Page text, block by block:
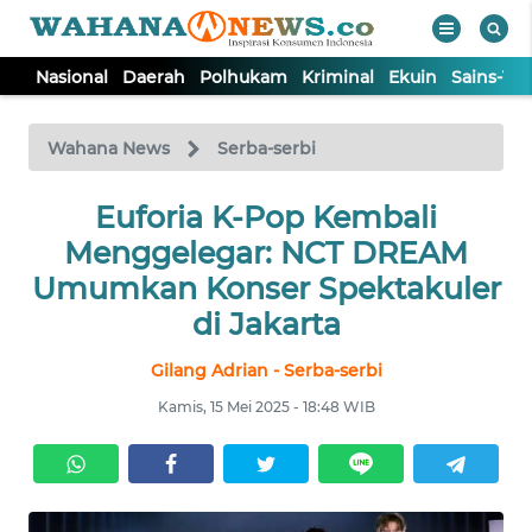
Nasional Daerah Polhukam Kriminal Ekuin Sains-
Wahana News Serba-serbi
Euforia K-Pop Kembali
Menggelegar: NCT DREAM
Umumkan Konser Spektakuler
di Jakarta
Gilang Adrian - Serba-serbi
Kamis, 15 Mei 2025 - 18:48 WIB
TV
Tutup
NASIONAL
DAERAH
EKUIN